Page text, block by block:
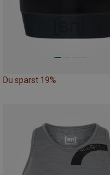
Du sparst 19%